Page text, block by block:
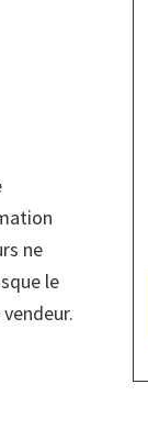
ne
le